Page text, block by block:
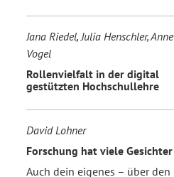
Jana Riedel, Julia Henschler, Anne
Vogel
Rollenvielfalt in der digital
gestützten Hochschullehre
David Lohner
Forschung hat viele Gesichter
Auch dein eigenes – über den